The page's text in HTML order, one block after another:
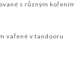
s různým
vařené v tandooru